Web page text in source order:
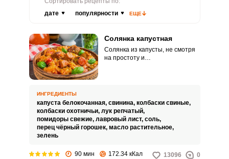
дате
популярности ЕЩЕ
Солянка капустная
Солянка из капусты, не смотря
на простоту и
мясных продуктов, однако, если
есть желание приготовить
вегетарианский вариант, то
можно просто пропустить этап
добавления мяса.
ИНГРЕДИЕНТЫ
капуста белокочанная, свинина, колбаски свиные,
колбаски охотничьи, лук репчатый,
помидоры свежие, лавровый лист, соль,
перец чёрный горошек, масло растительное,
зелень
90 мин 172.34 кКал 13096 0